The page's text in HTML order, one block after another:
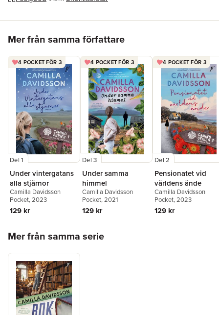
för att få framsanningen?
alltid är möjligt att vända det som varit ryggen och välja en ny,
ljusare morgondag.
Mer från samma författare
4 POCKET FÖR 3
Del 1
Under vintergatans
alla stjärnor
Camilla Davidsson
Pocket, 2023
129 kr
4 POCKET FÖR 3
Del 3
Under samma
himmel
Camilla Davidsson
Pocket, 2021
129 kr
4 POCKET FÖR 3
Del 2
Pensionatet vid
världens ände
Camilla Davidsson
Pocket, 2023
129 kr
Mer från samma serie